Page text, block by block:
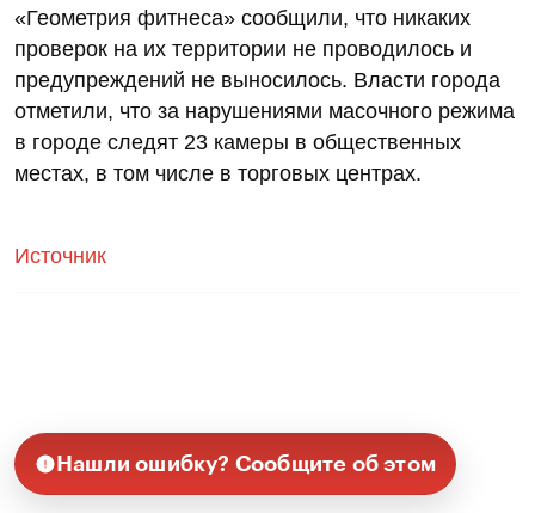
«Геометрия фитнеса» сообщили, что никаких
проверок на их территории не проводилось и
предупреждений не выносилось. Власти города
отметили, что за нарушениями масочного режима
в городе следят 23 камеры в общественных
местах, в том числе в торговых центрах.
Источник
Нашли ошибку? Сообщите об этом